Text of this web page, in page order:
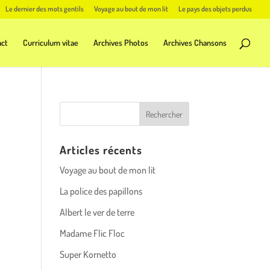
Le dernier des mots gentils Voyage au bout de mon lit Le pays des objets perdus
Curriculum vitae Archives Photos Archives Chansons
Articles récents
Voyage au bout de mon lit
La police des papillons
Albert le ver de terre
Madame Flic Floc
Super Kornetto